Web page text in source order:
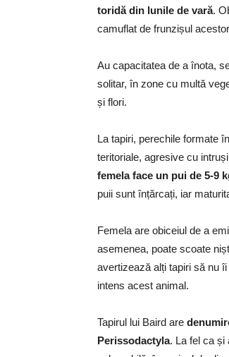
toridă din lunile de vară.
camuflat de frunzișul
Au capacitatea de a înota,
solitar, în zone cu multă
și flori.
La tapiri, perechile formate
teritoriale, agresive cu
femela face un pui de 5-9
puii sunt înțărcați, iar
Femela are obiceiul de a
asemenea, poate scoate
avertizează alți tapiri să nu
intens acest animal.
Tapirul lui Baird are
Perissodactyla. La fel ca și